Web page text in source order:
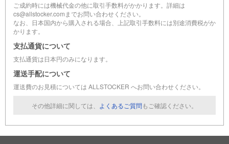
ご成約時には機械代金の他に取引手数料がかかります。詳細は
cs@allstocker.comまでお問い合わせください。
なお、日本国内から購入される場合、上記取引手数料には別途消費税がか
かります。
支払通貨について
支払通貨は日本円のみになります。
運送手配について
運送費のお見積については ALLSTOCKER へお問い合わせください。
その他詳細に関しては、 よくあるご質問もご確認ください。